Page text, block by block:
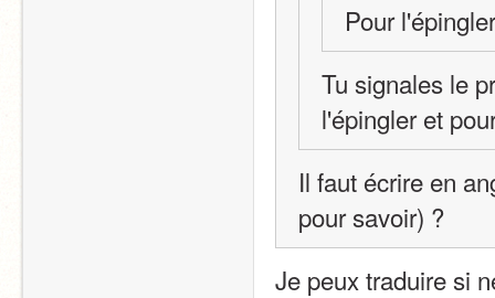
Pour
Tu signales le
l'épingler et
Il faut écrire en
pour savoir) ?
Je peux traduire si